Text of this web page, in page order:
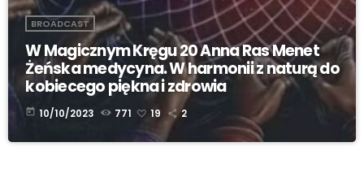
BROADCAST
W Magicznym Kręgu 20 Anna Ras Menet
Żeńska medycyna. W harmonii z naturą do
kobiecego piękna i zdrowia
today 10/10/2023 771 19 2